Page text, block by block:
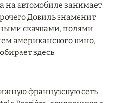
на автомобиле занимает
Довиль знаменит
скачками, полями
американского кино,
здесь
французскую сеть